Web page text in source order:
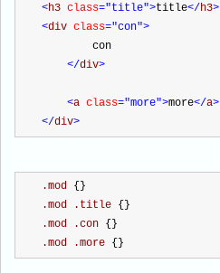
<h3 class="title">title</h3>
<div class="con">
        con
</div>
<a class="more">more</a>
</div>
.mod {}
.mod .title {}
.mod .con {}
.mod .more {}